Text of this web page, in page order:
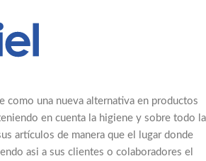
como una nueva alternativa en productos
en cuenta la higiene y sobre todo la
artículos de manera que el lugar donde
asi a sus clientes o colaboradores el